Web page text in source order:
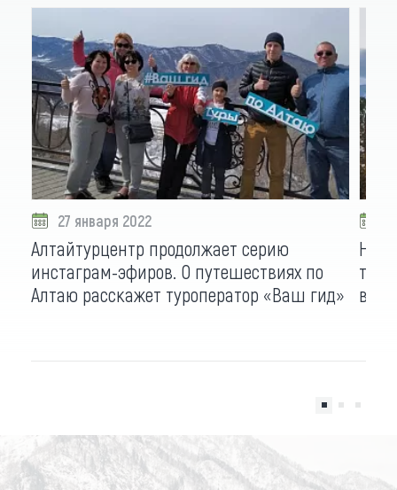
27 января 2022
Алтайтурцентр продолжает серию
инстаграм-эфиров. О путешествиях по
Алтаю расскажет туроператор «Ваш гид»
На